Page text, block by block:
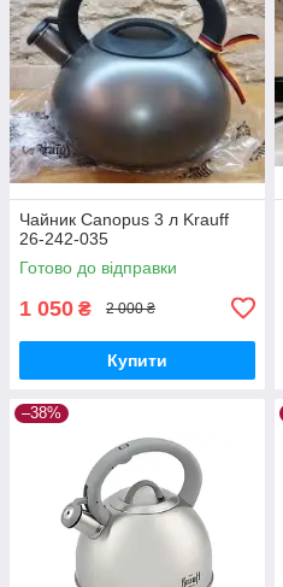
Чайник Canopus 3 л Krauff
26-242-035
Готово до відправки
1 050 ₴ 2 000 ₴
Купити
–38%